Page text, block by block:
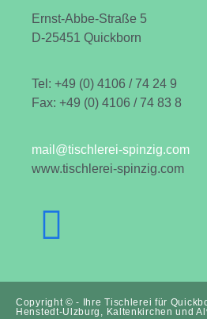
Ernst-Abbe-Straße 5
D-25451 Quickborn
Tel: +49 (0) 4106 / 74 24 9
Fax: +49 (0) 4106 / 74 83 8
mail@tischlerei-spinzig.com
www.tischlerei-spinzig.com
Copyright © - Ihre Tischlerei für
Henstedt-Ulzburg, Kaltenkirchen und